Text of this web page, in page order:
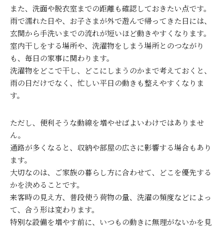
また、洗面や脱衣室までの距離も確認しておきたい点です。
雨で濡れた日や、お子さまが外で遊んで帰ってきた日には、
玄関から手洗いまでの流れが短いほど動きやすくなります。
室内干しをする場所や、洗濯物をしまう場所とのつながり
も、毎日の家事に関わります。
洗濯物をどこで干し、どこにしまうのかまで考えておくと、
雨の日だけでなく、忙しい平日の動きも整えやすくなりま
す。
ただし、便利そうな動線を増やせばよいわけではありませ
ん。
通路が多くなると、収納や部屋の広さに影響する場合もあり
ます。
大切なのは、ご家族の暮らし方に合わせて、どこを優先する
かを決めることです。
来客時の見え方、普段使う荷物の量、洗濯の頻度などによっ
て、合う形は変わります。
特別な設備を増やす前に、いつもの動きに無理がないかを見